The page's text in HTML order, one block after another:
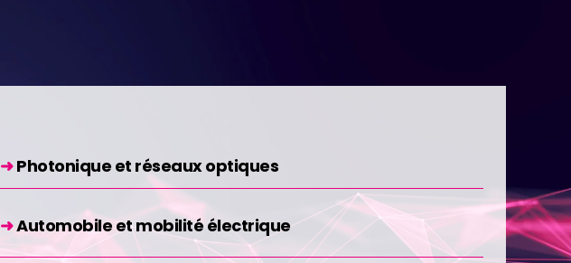
➜Photonique et réseaux optiques
➜Automobile et mobilité électrique